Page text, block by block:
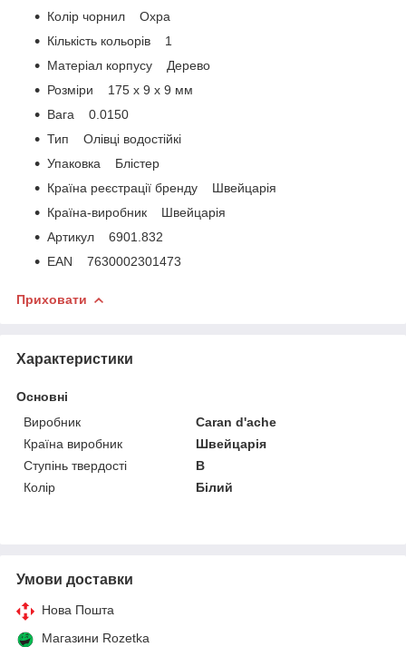
Колір чорнил Охра
Кількість кольорів 1
Матеріал корпусу Дерево
Розміри 175 x 9 x 9 мм
Вага 0.0150
Тип Олівці водостійкі
Упаковка Блістер
Країна реєстрації бренду Швейцарія
Країна-виробник Швейцарія
Артикул 6901.832
EAN 7630002301473
Приховати
Характеристики
Основні
Виробник
Caran d'ache
Країна виробник
Швейцарія
Ступінь твердості
В
Колір
Білий
Умови доставки
Нова Пошта
Магазини Rozetka